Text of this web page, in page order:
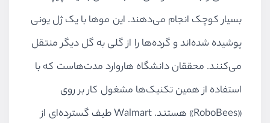
بسیار کوچک انجام می‌دهند. این موها با یک ژل یونی
پوشیده شده‌اند و گرده‌ها را از گلی به گل دیگر منتقل
می‌کنند. محققان دانشگاه هاروارد مدت‌هاست که با
استفاده از همین تکنیک‌ها مشغول کار بر روی
«
RoboBees» هستند.Walmartطیف گسترده‌ای از